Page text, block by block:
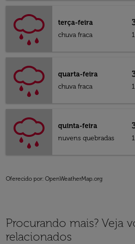
terça-feira
chuva fraca
quarta-feira
chuva fraca
quinta-feira
nuvens quebradas
Oferecido por: OpenWeatherMap.org
Procurando mais? Veja
relacionados